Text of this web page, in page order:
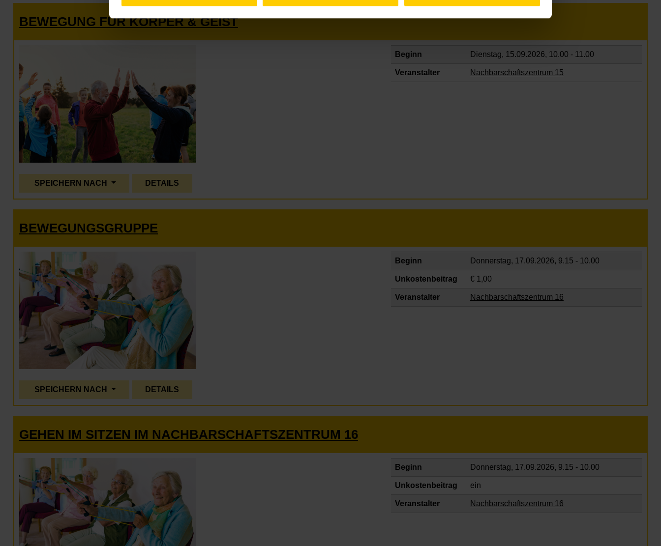
BEWEGUNG FÜR KÖRPER & GEIST
Beginn Dienstag, 15.09.2026, 10.00 - 11.00
Veranstalter Nachbarschaftszentrum 15
SPEICHERN NACH DETAILS
BEWEGUNGSGRUPPE
Beginn Donnerstag, 17.09.2026, 9.15 - 10.00
Unkostenbeitrag € 1,00
Veranstalter Nachbarschaftszentrum 16
SPEICHERN NACH DETAILS
GEHEN IM SITZEN IM NACHBARSCHAFTSZENTRUM 16
Beginn Donnerstag, 17.09.2026, 9.15 - 10.00
Unkostenbeitrag ein
Veranstalter Nachbarschaftszentrum 16